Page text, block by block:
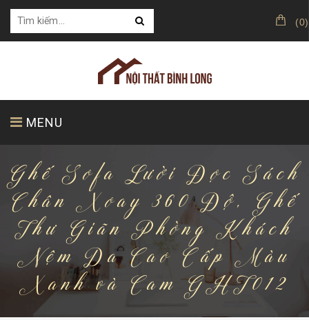
(0)
MENU
TRANG CHỦ GIỚI THIỆU SẢN PHẨM
KHÁCH HÀNG CỦA CHÚNG TÔI
HƯỚNG DẪN MUA HÀNG
Ghế Sofa Lười Đọc Sách
Chân Xoay 360 Độ, Ghế
Thư Giãn Phòng Khách
Nệm Da Cao Cấp Màu
Xanh và Cam GHT012